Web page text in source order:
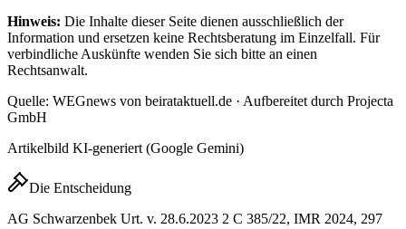
Hinweis: Die Inhalte dieser Seite dienen ausschließlich der
Information und ersetzen keine Rechtsberatung im Einzelfall. Für
verbindliche Auskünfte wenden Sie sich bitte an einen
Rechtsanwalt.
Quelle: WEGnews von beirataktuell.de · Aufbereitet durch Projecta
GmbH
Artikelbild KI-generiert (Google Gemini)
Die Entscheidung
AG Schwarzenbek Urt. v. 28.6.2023 2 C 385/22, IMR 2024, 297